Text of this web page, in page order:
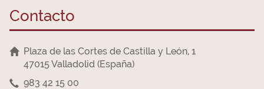
Contacto
Plaza de las Cortes de Castilla y León, 1
47015 Valladolid (España)
983 42 15 00